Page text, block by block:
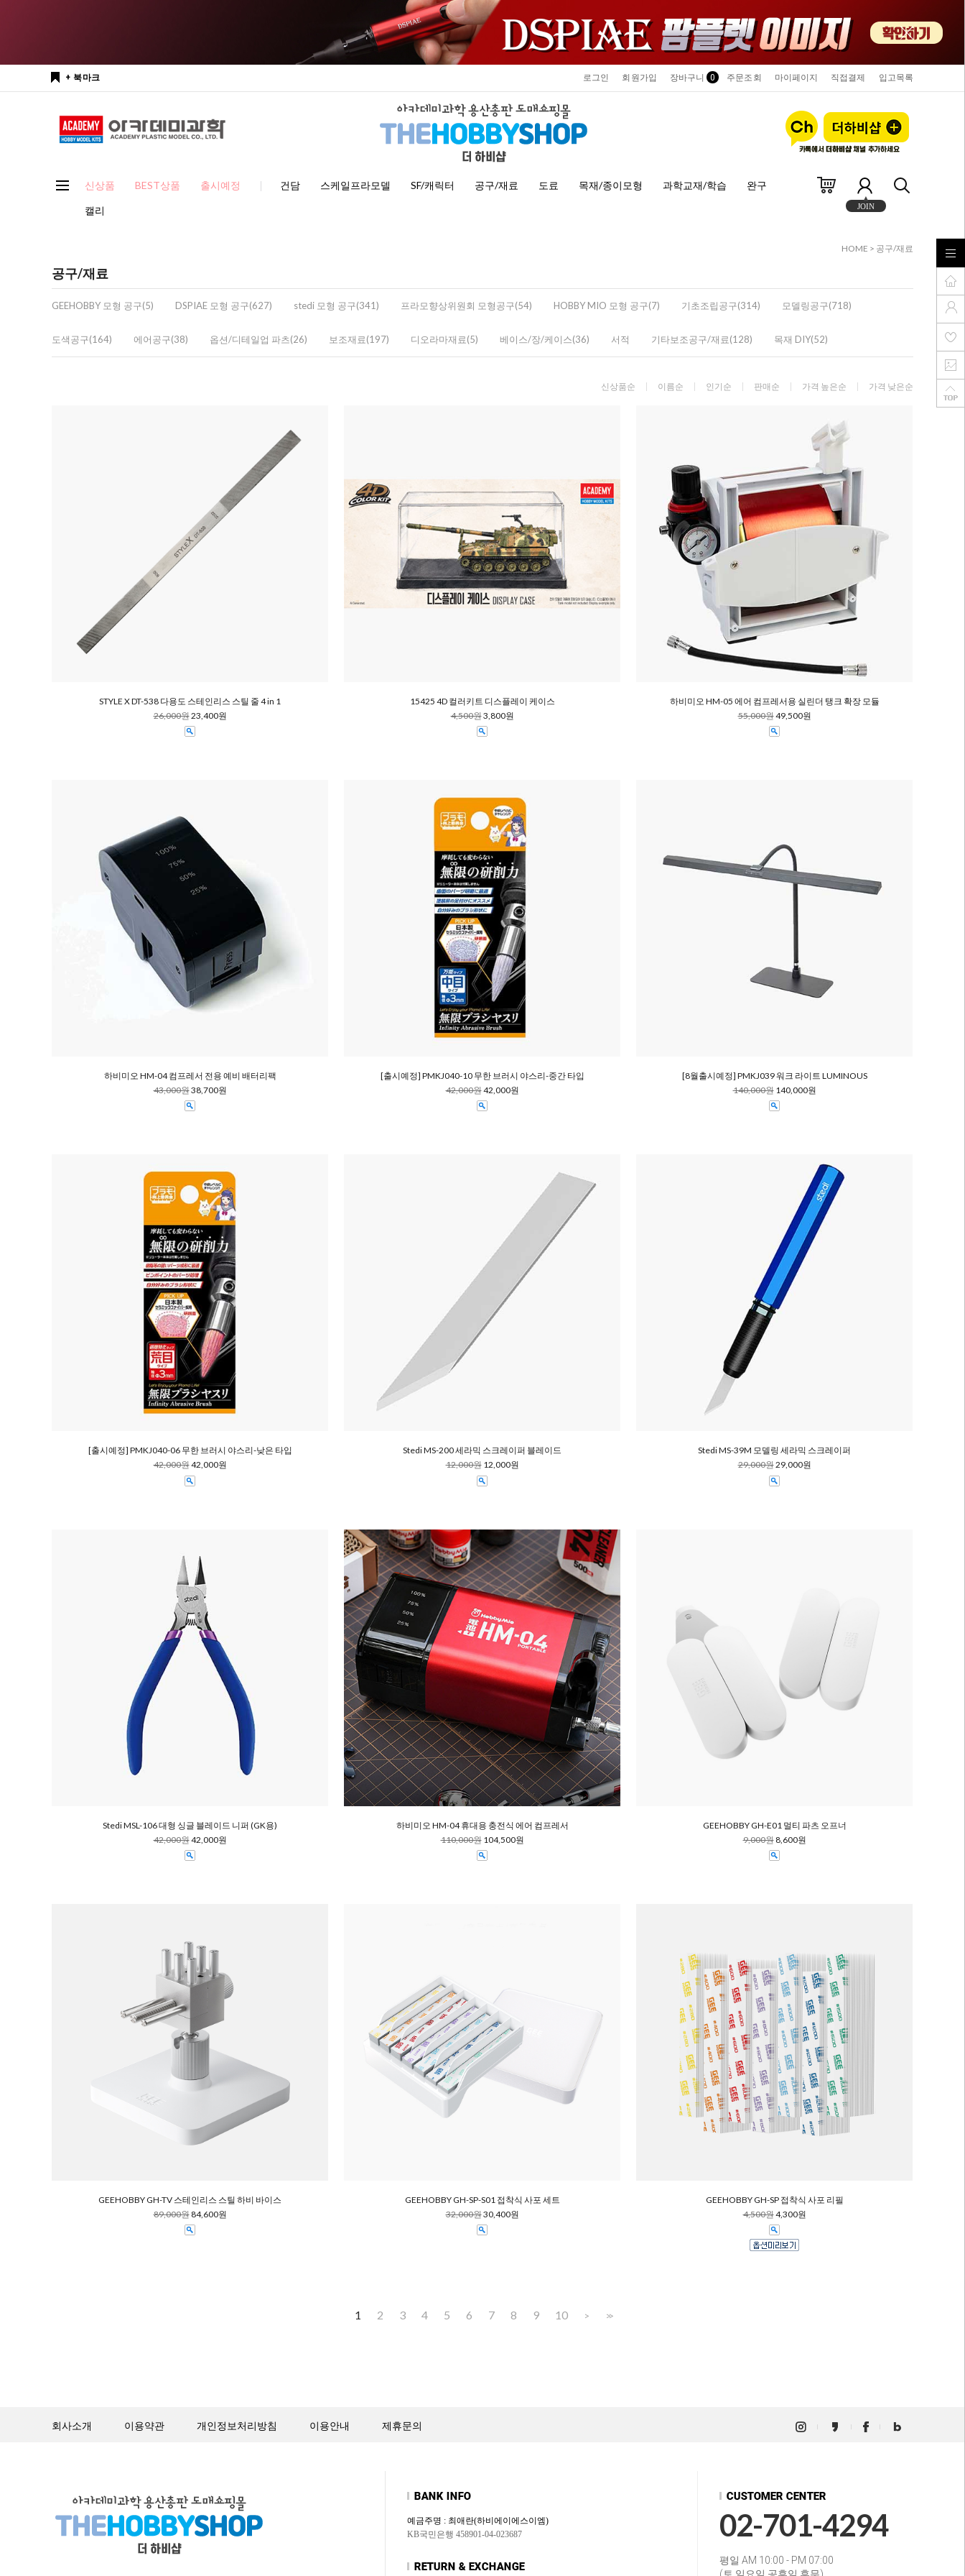
+ 북마크 로그인 회원가입 장바구니 0 주문조회 마이페이지 직접결제 입고목록
신상품 BEST상품 출시예정 건담 스케일프라모델 SF/캐릭터 공구/재료 도료 목재/종이모형 과학교재/학습 완구
캘리 JOIN
HOME > 공구/재료
공구/재료
GEEHOBBY 모형 공구(5) DSPIAE 모형 공구(627) stedi 모형 공구(341) 프라모향상위원회 모형공구(54) HOBBY MIO 모형 공구(7) 기초조립공구(314) 모델링공구(718)
도색공구(164) 에어공구(38) 옵션/디테일업 파츠(26) 보조재료(197) 디오라마재료(5) 베이스/장/케이스(36) 서적 기타보조공구/재료(128) 목재 DIY(52)
신상품순 이름순 인기순 판매순 가격 높은순 가격 낮은순
STYLE X DT-538 다용도 스테인리스 스틸 줄 4 in 1
26,000원23,400원
15425 4D 컬러키트 디스플레이 케이스
4,500원3,800원
하비미오 HM-05 에어 컴프레서용 실린더 탱크 확장 모듈
55,000원49,500원
하비미오 HM-04 컴프레서 전용 예비 배터리팩
43,000원38,700원
[출시예정] PMKJ040-10 무한 브러시 야스리-중간 타입
42,000원42,000원
[8월출시예정] PMKJ039 워크 라이트 LUMINOUS
140,000원 140,000원
[출시예정] PMKJ040-06 무한 브러시 야스리-낮은 타입
42,000원42,000원
Stedi MS-200 세라믹 스크레이퍼 블레이드
12,000원 12,000원
Stedi MS-39M 모델링 세라믹 스크레이퍼
29,000원29,000원
Stedi MSL-106 대형 싱글 블레이드 니퍼 (GK용)
42,000원42,000원
하비미오 HM-04 휴대용 충전식 에어 컴프레서
110,000원 104,500원
GEEHOBBY GH-E01 멀티 파츠 오프너
9,000원8,600원
GEEHOBBY GH-TV 스테인리스 스틸 하비 바이스
89,000원84,600원
GEEHOBBY GH-SP-S01 접착식 사포 세트
32,000원30,400원
GEEHOBBY GH-SP 접착식 사포 리필
4,500원4,300원
1 2 3 4 5 6 7 8 9 10 > >>
회사소개 이용약관 개인정보처리방침 이용안내 제휴문의
예금주명 : 최애란(하비에이에스이엠)
KB국민은행 458901-04-023687
02-701-4294
평일 AM 10:00 - PM 07:00